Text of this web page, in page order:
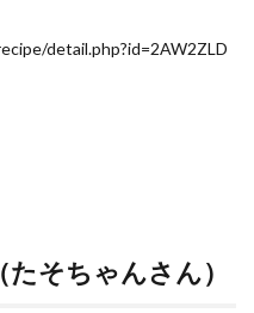
detail.php?id=2AW2ZLD
そちゃんさん）